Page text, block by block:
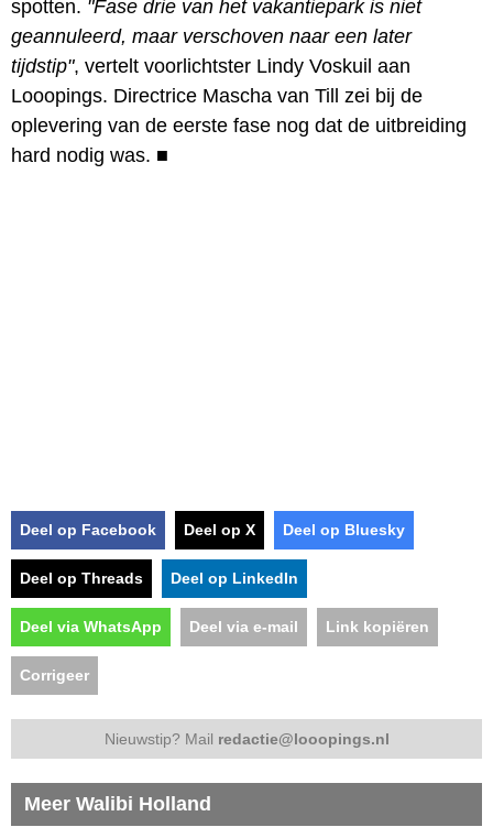
spotten. "Fase drie van het vakantiepark is niet
geannuleerd, maar verschoven naar een later
tijdstip", vertelt voorlichtster Lindy Voskuil aan
Looopings. Directrice Mascha van Till zei bij de
oplevering van de eerste fase nog dat de uitbreiding
hard nodig was. ■
Deel op Facebook Deel op X Deel op Bluesky
Deel op Threads Deel op LinkedIn
Deel via WhatsApp Deel via e-mail Link kopiëren
Corrigeer
Nieuwstip? Mail redactie@looopings.nl
Meer Walibi Holland